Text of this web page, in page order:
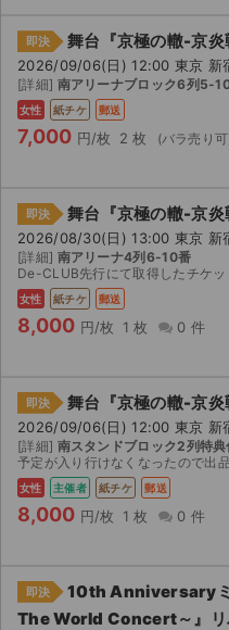
即決 舞台『京極の轍-京
2026/09/06(日) 12:00 東京 新
[詳細] 南アリーナブロック6列5-
女性 紙チケ 郵送
7,000 円/枚 2 枚
即決 舞台『京極の轍-京
2026/08/30(日) 13:00 東京 新
[詳細] 南アリーナ4列6-10番
De-CLUB先行にて取得したチケットです。発券済みの為郵送でのお譲りになります。(レタパライ
女性 紙チケ 郵送
8,000 円/枚 1 枚 0 件
即決 舞台『京極の轍-京
2026/09/06(日) 12:00 東京 新
[詳細] 南スタンドブロック2列特典
予定が入り行けなくなったので出
女性 主催者 紙チケ 郵送
8,000 円/枚 1 枚 0 件
即決
10th Anniversaryミ
The World Concert～』リ